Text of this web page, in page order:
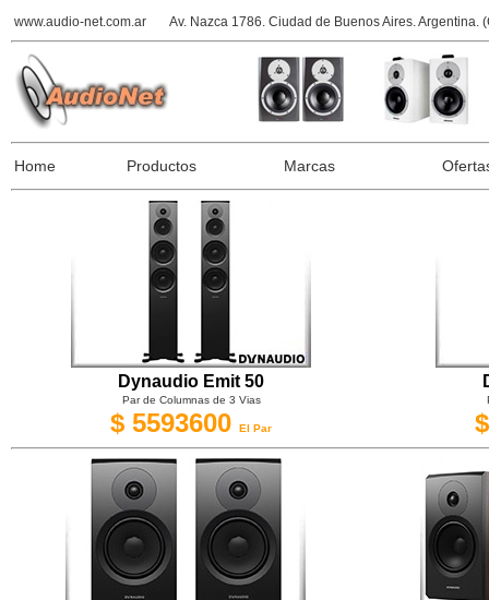
www.audio-net.com.ar Av. Nazca 1786. Ciudad de Buenos Aires. Argentina.
Home Productos Marcas
Dynaudio Emit 50
Par de Columnas de 3 Vias
$ 5593600 El Par $